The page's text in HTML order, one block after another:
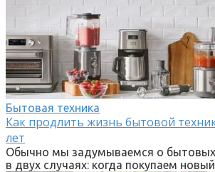
Бытовая техника
Как продлить жизнь бытовой
лет
Обычно мы задумываемся о бытовых
в двух случаях: когда покупаем